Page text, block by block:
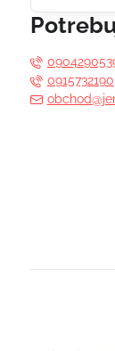
filtra
fulltextom
0915732190